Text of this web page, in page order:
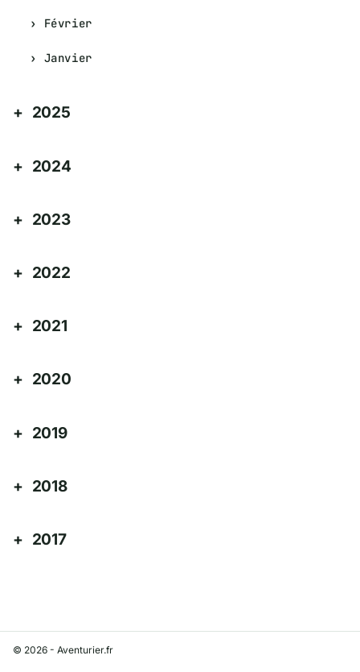
Février
Janvier
2025
2024
2023
2022
2021
2020
2019
2018
2017
© 2026 - Aventurier.fr